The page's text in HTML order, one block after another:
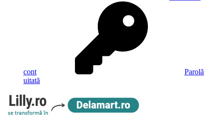
cont
Parolă
uitată